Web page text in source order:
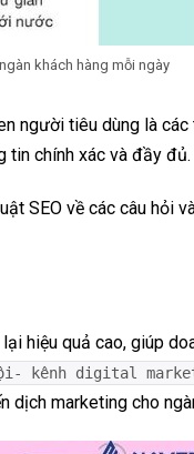
khách hàng mỗi ngày
người tiêu dùng là các
tin chính xác và đầy đủ.
SEO về các câu hỏi
hiệu quả cao, giúp
kênh digital
dịch marketing cho